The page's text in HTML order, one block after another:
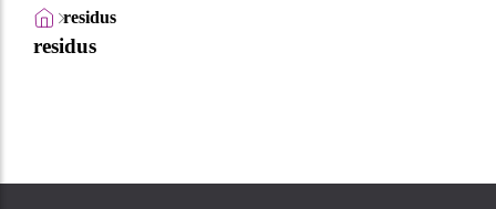
residus
residus